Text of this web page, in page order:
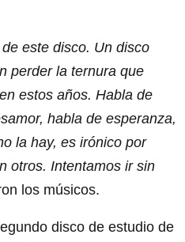
este disco. Un disco
perder la ternura que
estos años. Habla de
habla de esperanza,
la hay, es irónico por
otros. Intentamos ir sin
los músicos.
disco de estudio de